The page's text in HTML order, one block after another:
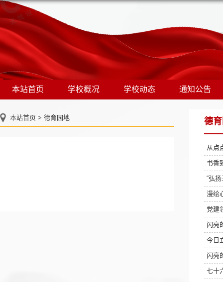
本站首页 学校概况 学校动态 通知公告
本站首页 > 德育园地 德
从点
书香
“弘
漫绘
党建
闪亮
今日
闪亮
七十